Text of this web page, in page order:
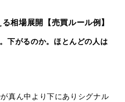
相場展開【売買ルール例】
下がるのか。ほとんどの人は
真ん中より下にありシグナル